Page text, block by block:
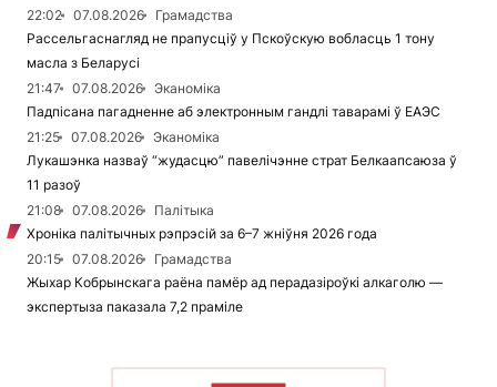
22:02
07.08.2026
Грамадства
Рассельгаснагляд не прапусціў у Пскоўскую вобласць 1 тону
масла з Беларусі
21:47
07.08.2026
Эканоміка
Падпісана пагадненне аб электронным гандлі таварамі ў ЕАЭС
21:25
07.08.2026
Эканоміка
Лукашэнка назваў “жудасцю” павелічэнне страт Белкаапсаюза ў
11 разоў
21:08
07.08.2026
Палітыка
Хроніка палітычных рэпрэсій за 6–7 жніўня 2026 года
20:15
07.08.2026
Грамадства
Жыхар Кобрынскага раёна памёр ад перадазіроўкі алкаголю —
экспертыза паказала 7,2 праміле